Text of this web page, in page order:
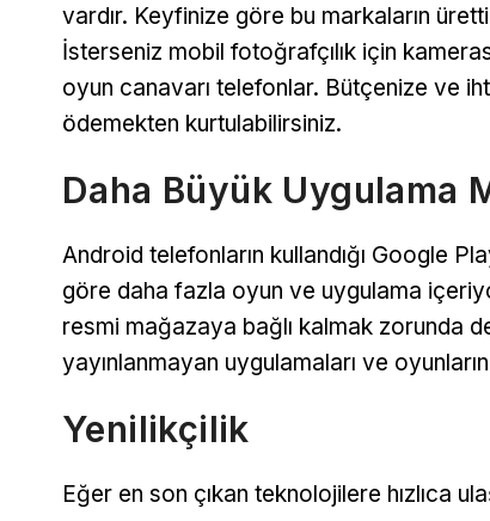
vardır. Keyfinize göre bu markaların
İsterseniz mobil fotoğrafçılık için
oyun canavarı telefonlar. Bütçenize ve
ödemekten kurtulabilirsiniz.
Daha Büyük Uygulama
Android telefonların kullandığı Google
göre daha fazla oyun ve uygulama
resmi mağazaya bağlı kalmak zorunda
yayınlanmayan uygulamaları ve
Yenilikçilik
Eğer en son çıkan teknolojilere hızlıca